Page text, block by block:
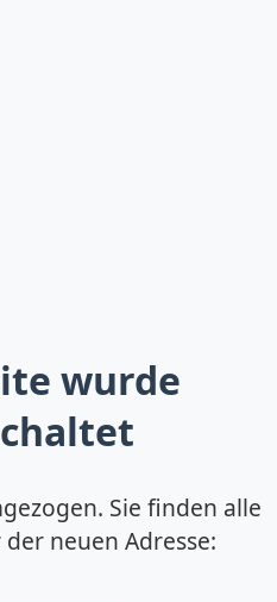
wurde
Sie finden alle
neuen Adresse: